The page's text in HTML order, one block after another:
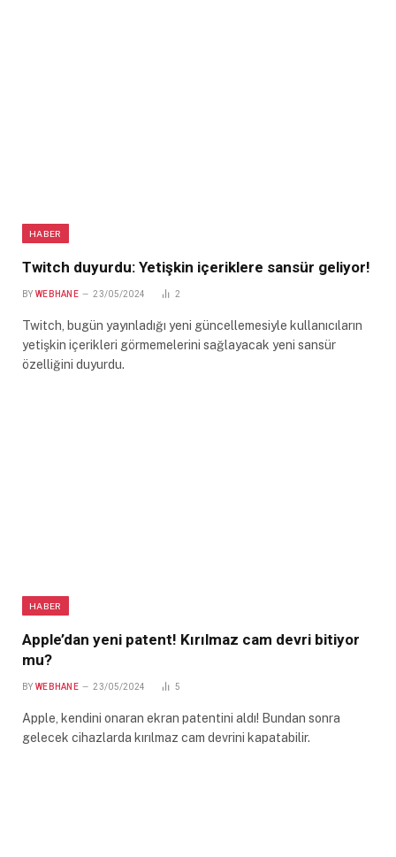
HABER
Twitch duyurdu: Yetişkin içeriklere sansür geliyor!
BY WEBHANE 23/05/2024 2
Twitch, bugün yayınladığı yeni güncellemesiyle kullanıcıların
yetişkin içerikleri görmemelerini sağlayacak yeni sansür
özelliğini duyurdu.
HABER
Apple’dan yeni patent! Kırılmaz cam devri bitiyor
mu?
BY WEBHANE 23/05/2024 5
Apple, kendini onaran ekran patentini aldı! Bundan sonra
gelecek cihazlarda kırılmaz cam devrini kapatabilir.